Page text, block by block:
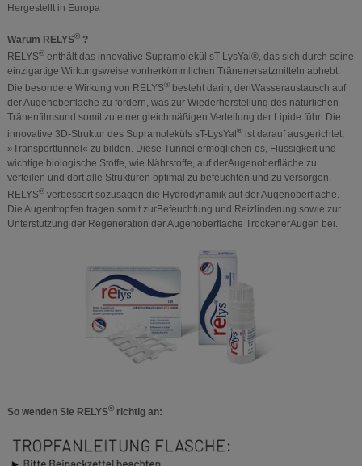
Hergestellt in Europa
Warum RELYS® ?
RELYS® enthält das innovative Supramolekül sT-LysYal®, das sich durch seine
einzigartige Wirkungsweise vonherkömmlichen Tränenersatzmitteln abhebt.
Die besondere Wirkung von RELYS® besteht darin, denWasseraustausch auf
der Augenoberfläche zu fördern, was zur Wiederherstellung des natürlichen
Tränenfilmsund somit zu einer gleichmäßigen Verteilung der Lipide führt.Die
innovative 3D-Struktur des Supramoleküls sT-LysYal ® ist darauf ausgerichtet,
»Transporttunnel« zu bilden. Diese Tunnel ermöglichen es, Flüssigkeit und
wichtige biologische Stoffe, wie Nährstoffe, auf derAugenoberfläche zu
verteilen und dort alle Strukturen optimal zu befeuchten und zu versorgen.
RELYS® verbessert sozusagen die Hydrodynamik auf der Augenoberfläche.
Die Augentropfen tragen somit zurBefeuchtung und Reizlinderung sowie zur
Unterstützung der Regeneration der Augenoberfläche TrockenerAugen bei.
So wenden Sie RELYS® richtig an: